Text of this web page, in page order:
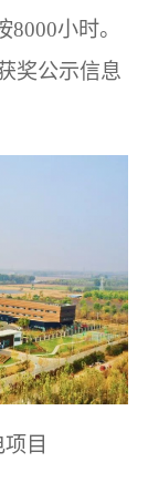
小时。
奖公示信息
目